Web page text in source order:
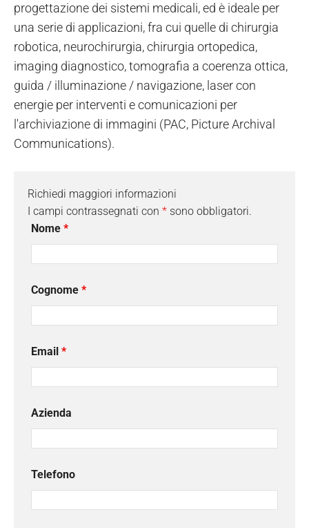
progettazione dei sistemi medicali, ed è ideale per
una serie di applicazioni, fra cui quelle di chirurgia
robotica, neurochirurgia, chirurgia ortopedica,
imaging diagnostico, tomografia a coerenza ottica,
guida / illuminazione / navigazione, laser con
energie per interventi e comunicazioni per
l'archiviazione di immagini (PAC, Picture Archival
Communications).
Richiedi maggiori informazioni
I campi contrassegnati con * sono obbligatori.
Nome *
Cognome *
Email *
Azienda
Telefono